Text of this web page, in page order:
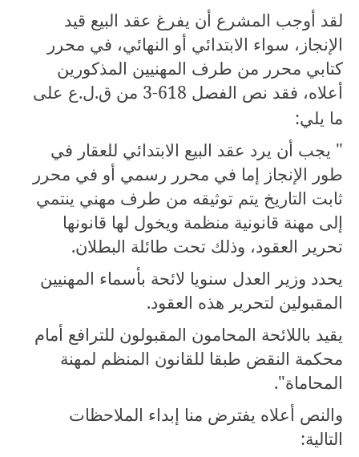
لقد أوجب المشرع أن يفرغ عقد البيع قيد
الإنجاز، سواء الابتدائي أو النهائي، في محرر
كتابي محرر من طرف المهنيين المذكورين
أعلاه، فقد نص الفصل 3-618من ق.ل.ع على
ما يلي:
" يجب أن يرد عقد البيع الابتدائي للعقار في
طور الإنجاز إما في محرر رسمي أو في محرر
ثابت التاريخ يتم توثيقه من طرف مهني ينتمي
إلى مهنة قانونية منظمة ويخول لها قانونها
تحرير العقود، وذلك تحت طائلة البطلان.
يحدد وزير العدل سنويا لائحة بأسماء المهنيين
المقبولين لتحرير هذه العقود.
يقيد باللائحة المحامون المقبولون للترافع أمام
محكمة النقض طبقا للقانون المنظم لمهنة
المحاماة".
والنص أعلاه يفترض منا إبداء الملاحظات
التالية: